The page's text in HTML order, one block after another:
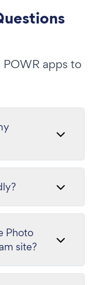
apps to
Photo
site?